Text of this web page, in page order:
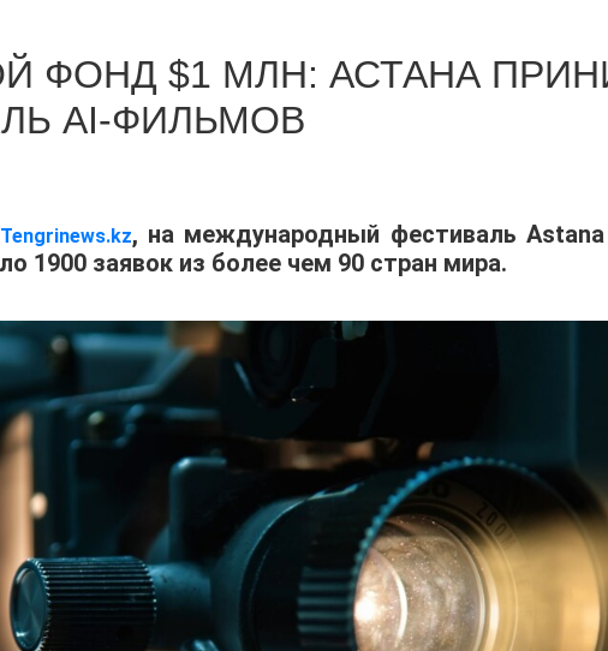
ФОНД $1 МЛН: АСТАНА
AI-ФИЛЬМОВ
Tengrinews.kz, на международный фестиваль
1900 заявок из более чем 90 стран мира.